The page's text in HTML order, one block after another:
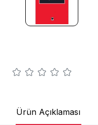
Ürün Açıklaması